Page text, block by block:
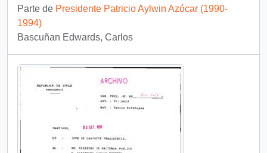
Parte de Presidente Patricio Aylwin Azócar (1990-
1994)
Bascuñan Edwards, Carlos